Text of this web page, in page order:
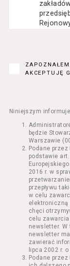
lub
Seans –
w Kinie
festiwal
inna
Kurs –
Bilety –
AKCEPTUJĘ
Niniejszym
będzie
Warszawie
Podane
podstawie
2016 r. w
przepływu
w celu
elektroniczną
chęci
celu
newsletter.
newsletter
zawierać
lipca 2002 r.
Podane